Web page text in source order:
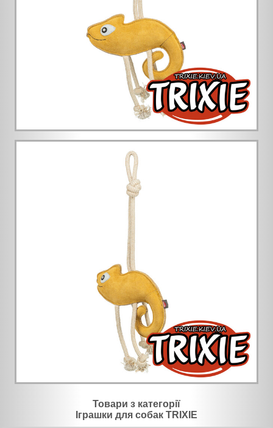
Товари з категорії
Іграшки для собак TRIXIE